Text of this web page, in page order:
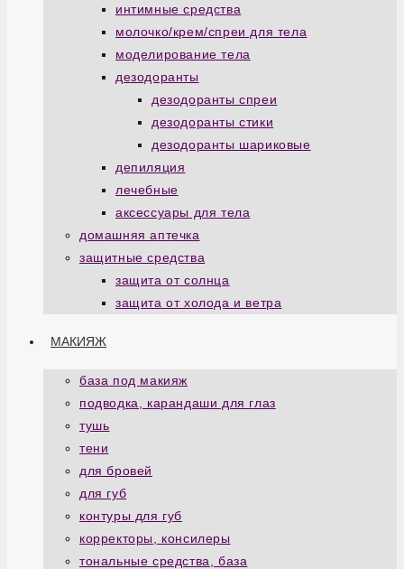
интимные средства
молочко/крем/спреи для тела
моделирование тела
дезодоранты
дезодоранты спреи
дезодоранты стики
дезодоранты шариковые
депиляция
лечебные
аксессуары для тела
домашняя аптечка
защитные средства
защита от солнца
защита от холода и ветра
МАКИЯЖ
база под макияж
подводка, карандаши для глаз
тушь
тени
для бровей
для губ
контуры для губ
корректоры, консилеры
тональные средства, база